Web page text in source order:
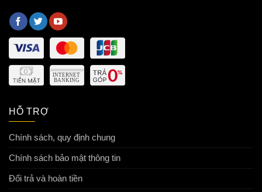
HỖ TRỢ
Chính sách, quy định chung
Chính sách bảo mật thông tin
Đổi trả và hoàn tiền